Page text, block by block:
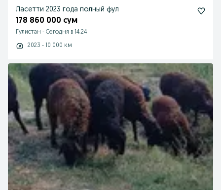
Ласетти 2023 года полный фул
178 860 000 сум
Гулистан - Сегодня в 14:24
2023 - 10 000 км